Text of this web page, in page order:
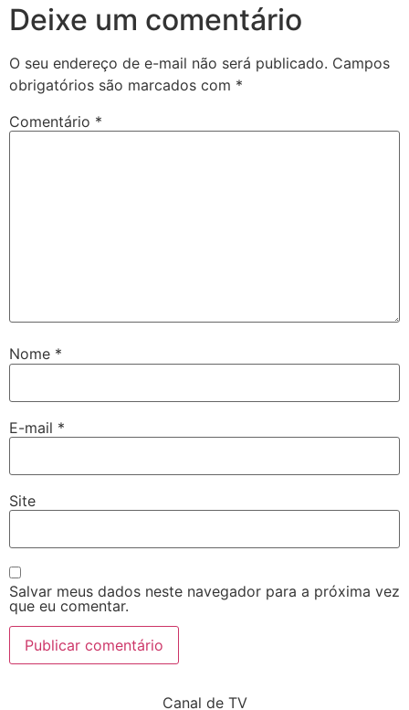
Deixe um comentário
O seu endereço de e-mail não será publicado. Campos
obrigatórios são marcados com *
Comentário *
Nome *
E-mail *
Site
Salvar meus dados neste navegador para a próxima vez
que eu comentar.
Canal de TV